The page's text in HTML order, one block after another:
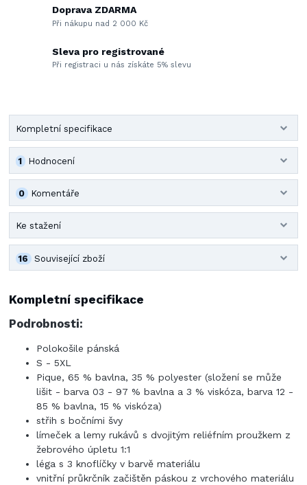
Doprava ZDARMA
Při nákupu nad 2 000 Kč
Sleva pro registrované
Při registraci u nás získáte 5% slevu
Kompletní specifikace
Hodnocení
1
Komentáře
0
Ke stažení
Související zboží
16
Kompletní specifikace
Podrobnosti:
Polokošile pánská
S - 5XL
Pique, 65 % bavlna, 35 % polyester (složení se může
lišit - barva 03 - 97 % bavlna a 3 % viskóza, barva 12 -
85 % bavlna, 15 % viskóza)
střih s bočními švy
límeček a lemy rukávů s dvojitým reliéfním proužkem z
žebrového úpletu 1:1
léga s 3 knoflíčky v barvě materiálu
vnitřní průkrčník začištěn páskou z vrchového materiálu